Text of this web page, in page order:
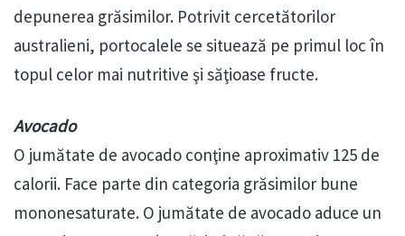
depunerea grăsimilor. Potrivit cercetătorilor
australieni, portocalele se situează pe primul loc în
topul celor mai nutritive şi săţioase fructe.
Avocado
O jumătate de avocado conţine aproximativ 125 de
calorii. Face parte din categoria grăsimilor bune
mononesaturate. O jumătate de avocado aduce un